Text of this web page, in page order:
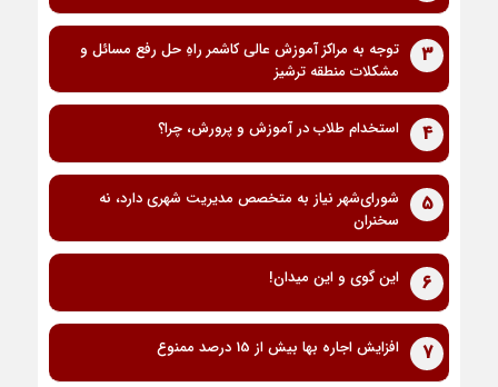
3
توجه به مراکز آموزش عالی کاشمر راهِ حل رفع مسائل و
مشکلات منطقه ترشیز
4 استخدام طلاب در آموزش و پرورش، چرا؟
5
شورای‌شهر نیاز به متخصص مدیریت شهری دارد، نه
سخنران
6 این گوی و این میدان!
7 افزایش اجاره بها بیش از 15 درصد ممنوع